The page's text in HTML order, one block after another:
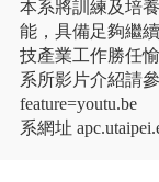
本系將訓練及培
能，具備足夠繼
技產業工作勝任愉
系所影片介紹請
feature=youtu.be
系網址